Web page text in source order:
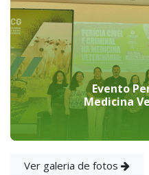
Evento
Medicina
Ver galeria de fotos